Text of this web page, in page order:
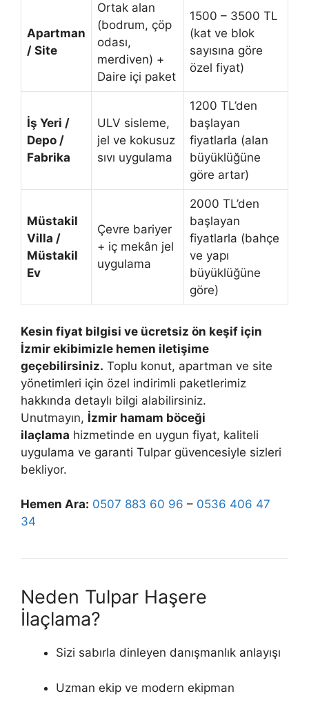
Apartman
/ Site
Ortak alan
(bodrum, çöp
odası,
merdiven) +
Daire içi paket
1500 – 3500 TL
(kat ve blok
sayısına göre
özel fiyat)
İş Yeri /
Depo /
Fabrika
ULV sisleme,
jel ve kokusuz
sıvı uygulama
1200 TL’den
başlayan
fiyatlarla (alan
büyüklüğüne
göre artar)
Müstakil
Villa /
Müstakil
Ev
Çevre bariyer
+ iç mekân jel
uygulama
2000 TL’den
başlayan
fiyatlarla (bahçe
ve yapı
büyüklüğüne
göre)
Kesin fiyat bilgisi ve ücretsiz ön keşif için
İzmir ekibimizle hemen iletişime
geçebilirsiniz. Toplu konut, apartman ve site
yönetimleri için özel indirimli paketlerimiz
hakkında detaylı bilgi alabilirsiniz.
Unutmayın, İzmir hamam böceği
ilaçlama hizmetinde en uygun fiyat, kaliteli
uygulama ve garanti Tulpar güvencesiyle sizleri
bekliyor.
Hemen Ara: 0507 883 60 96 – 0536 406 47
34
Neden Tulpar Haşere
İlaçlama?
Sizi sabırla dinleyen danışmanlık anlayışı
Uzman ekip ve modern ekipman